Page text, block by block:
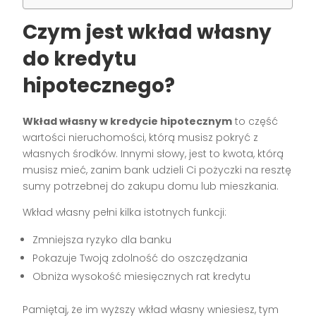
Czym jest wkład własny
do kredytu
hipotecznego?
Wkład własny w kredycie hipotecznym to część
wartości nieruchomości, którą musisz pokryć z
własnych środków. Innymi słowy, jest to kwota, którą
musisz mieć, zanim bank udzieli Ci pożyczki na resztę
sumy potrzebnej do zakupu domu lub mieszkania.
Wkład własny pełni kilka istotnych funkcji:
Zmniejsza ryzyko dla banku
Pokazuje Twoją zdolność do oszczędzania
Obniża wysokość miesięcznych rat kredytu
Pamiętaj, że im wyższy wkład własny wniesiesz, tym